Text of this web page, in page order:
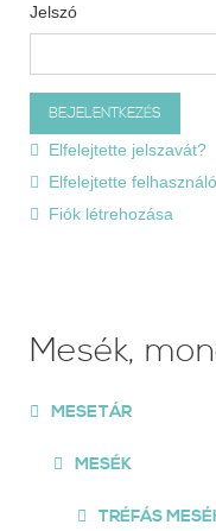
Jelszó
Elfelejtette jelszavát?
Elfelejtette
Fiók létrehozása
Mesék,
MESETÁR
MESÉK
TRÉFÁS